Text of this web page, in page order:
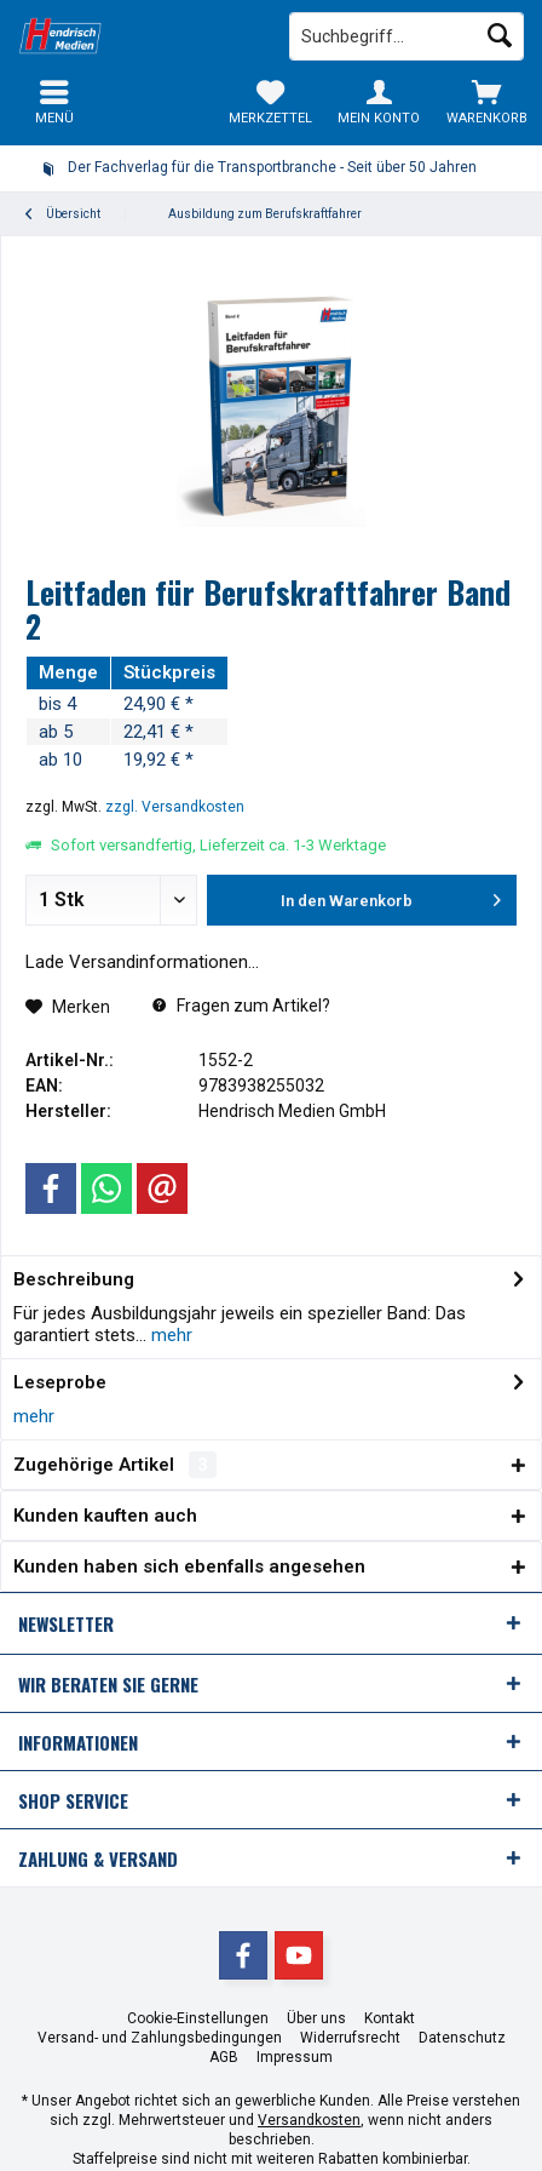
Der Fachverlag für die Transportbranche - Seit über 50 Jahren
MENÜ WARENKORB
MERKZETTEL MEIN KONTO
Übersicht Ausbildung zum Berufskraftfahrer
Leitfaden für Berufskraftfahrer Band
2
Menge
Stückpreis
bis 4
24,90 € *
ab 5
22,41 € *
ab 10 19,92 € *
zzgl. MwSt. zzgl. Versandkosten
Sofort versandfertig, Lieferzeit ca. 1-3 Werktage
In den Warenkorb
Lade Versandinformationen...
Merken Fragen zum Artikel?
Artikel-Nr.:
1552-2
EAN:
9783938255032
Hersteller:
Hendrisch Medien GmbH
Beschreibung
Für jedes Ausbildungsjahr jeweils ein spezieller Band: Das
garantiert stets... mehr
Leseprobe
mehr
Zugehörige Artikel
Kunden kauften auch
Kunden haben sich ebenfalls angesehen
NEWSLETTER
WIR BERATEN SIE GERNE
INFORMATIONEN
SHOP SERVICE
ZAHLUNG & VERSAND
Cookie-Einstellungen Über uns
Kontakt
Versand- und Zahlungsbedingungen
Widerrufsrecht
Datenschutz
AGB
Impressum
* Unser Angebot richtet sich an gewerbliche Kunden. Alle Preise verstehen
sich zzgl. Mehrwertsteuer und Versandkosten, wenn nicht anders
beschrieben.
Staffelpreise sind nicht mit weiteren Rabatten kombinierbar.